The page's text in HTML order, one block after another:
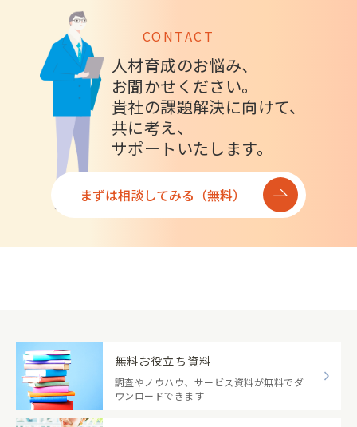
CONTACT
人材育成のお悩み、
お聞かせください。
貴社の課題解決に向けて、
共に考え、
サポートいたします。
まずは相談してみる（無料）
無料お役立ち資料
調査やノウハウ、サービス資料が無料でダ
ウンロードできます